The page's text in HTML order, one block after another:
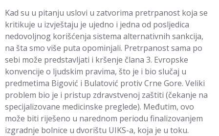
Kad su u pitanju uslovi u zatvorima pretrpanost koja se
kritikuje u izvještaju je ujedno i jedna od posljedica
nedovoljnog korišćenja sistema alternativnih sankcija,
na šta smo više puta opominjali. Pretrpanost sama po
sebi može predstavljati i kršenje člana 3. Evropske
konvencije o ljudskim pravima, što je i bio slučaj u
predmetima Bigović i Bulatović protiv Crne Gore. Veliki
problem bio je i pristup zdravstvenoj zaštiti (čekanje na
specijalizovane medicinske preglede). Međutim, ovo
može biti riješeno u narednom periodu finalizovanjem
izgradnje bolnice u dvorištu UIKS-a, koja je u toku.